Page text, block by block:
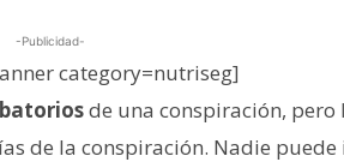
-Publicidad-
category=nutriseg]
de una conspiración, pero
de la conspiración. Nadie